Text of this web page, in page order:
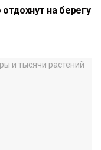
на берегу